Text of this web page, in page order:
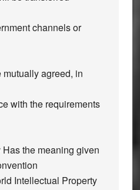
channels or
agreed, in
with the requirements
the meaning given
Intellectual Property